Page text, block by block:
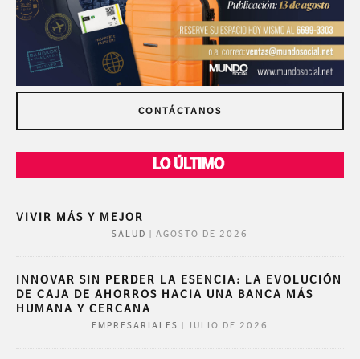
CONTÁCTANOS
LO ÚLTIMO
VIVIR MÁS Y MEJOR
SALUD AGOSTO DE 2026
INNOVAR SIN PERDER LA ESENCIA: LA EVOLUCIÓN
DE CAJA DE AHORROS HACIA UNA BANCA MÁS
HUMANA Y CERCANA
EMPRESARIALES JULIO DE 2026